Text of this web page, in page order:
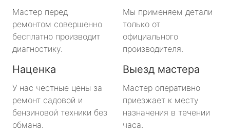
Мастер перед
ремонтом совершенно
бесплатно производит
диагностику.
Мы применяем детали
только от
официального
производителя.
Наценка
У нас честные цены за
ремонт садовой и
бензиновой техники без
обмана.
Выезд мастера
Мастер оперативно
приезжает к месту
назначения в течении
часа.